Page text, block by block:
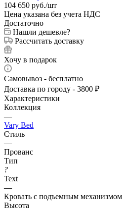
104 650 руб./шт
Цена указана без учета НДС
Достаточно
Нашли дешевле?
Рассчитать доставку
Хочу в подарок
Самовывоз - бесплатно
Доставка по городу - 3800 ₽
Характеристики
Коллекция
—
Vary Bed
Стиль
—
Прованс
Тип
?
Text
—
Кровать с подъемным механизмом
Высота